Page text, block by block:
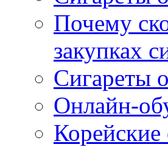
Почему
закупках
Сигареты
Онлайн-